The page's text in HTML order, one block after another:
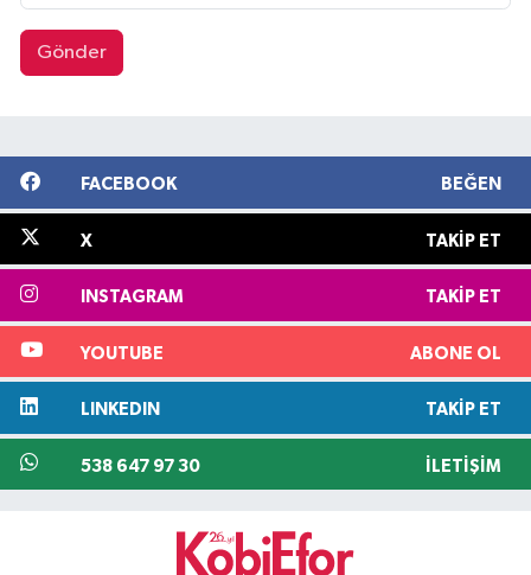
Gönder
FACEBOOK BEĞEN
X TAKIP ET
INSTAGRAM TAKIP ET
YOUTUBE ABONE OL
LINKEDIN TAKIP ET
538 647 97 30 İLETIŞIM